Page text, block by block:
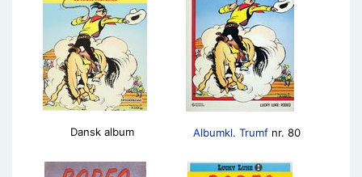
Dansk album Albumkl. Trumf nr. 80